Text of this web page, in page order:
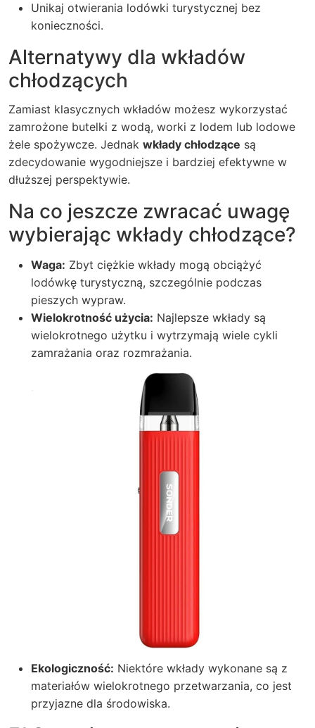
Unikaj otwierania lodówki turystycznej bez
konieczności.
Alternatywy dla wkładów
chłodzących
Zamiast klasycznych wkładów możesz wykorzystać
zamrożone butelki z wodą, worki z lodem lub lodowe
żele spożywcze. Jednak wkłady chłodzące są
zdecydowanie wygodniejsze i bardziej efektywne w
dłuższej perspektywie.
Na co jeszcze zwracać uwagę
wybierając wkłady chłodzące?
Waga: Zbyt ciężkie wkłady mogą obciążyć
lodówkę turystyczną, szczególnie podczas
pieszych wypraw.
Wielokrotność użycia: Najlepsze wkłady są
wielokrotnego użytku i wytrzymają wiele cykli
zamrażania oraz rozmrażania.
Ekologiczność: Niektóre wkłady wykonane są z
materiałów wielokrotnego przetwarzania, co jest
przyjazne dla środowiska.